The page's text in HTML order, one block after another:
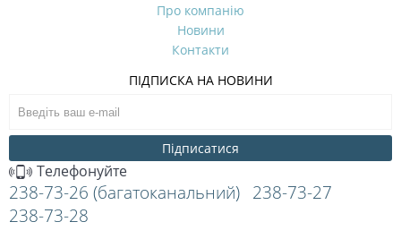
Про компанію
Новини
Контакти
ПІДПИСКА НА НОВИНИ
Підписатися
Телефонуйте
238-73-26 (багатоканальний) 238-73-27
238-73-28